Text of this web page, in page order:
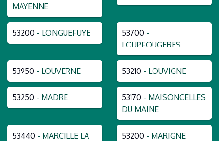
MAYENNE
53200 - LONGUEFUYE 53700 -
LOUPFOUGERES
53950 - LOUVERNE 53210 - LOUVIGNE
53250 - MADRE 53170 - MAISONCELLES
DU MAINE
53440 - MARCILLE LA
53200 - MARIGNE